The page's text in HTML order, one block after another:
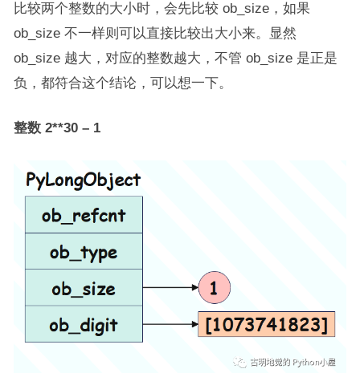
比较两个整数的大小时，会先比较 ob_size，如果
ob_size 不一样则可以直接比较出大小来。显然
ob_size 越大，对应的整数越大，不管 ob_size 是正是
负，都符合这个结论，可以想一下。
整数 2**30 – 1